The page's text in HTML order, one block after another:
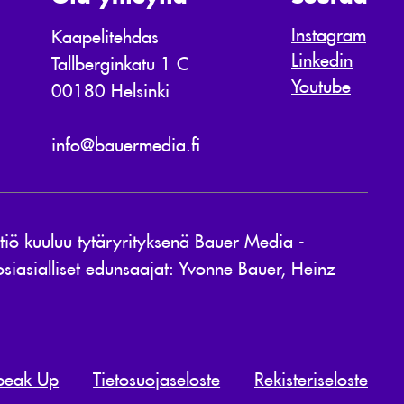
Kaapelitehdas
Tallberginkatu 1 C
00180 Helsinki
info@bauermedia.fi
Instagram
Linkedin
Youtube
kuuluu tytäryrityksenä Bauer Media -
edunsaajat: Yvonne Bauer, Heinz
Up Tietosuojaseloste Rekisteriseloste